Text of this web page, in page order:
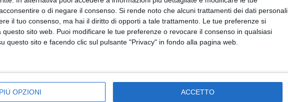
o di negare il consenso. Si rende noto che alcuni trattamenti dei dati personali
il tuo consenso, ma hai il diritto di opporti a tale trattamento. Le tue preferenze si
questo sito web. Puoi modificare le tue preferenze o revocare il consenso in qualsiasi
questo sito e facendo clic sul pulsante "Privacy" in fondo alla pagina web.
PIÙ OPZIONI ACCETTO